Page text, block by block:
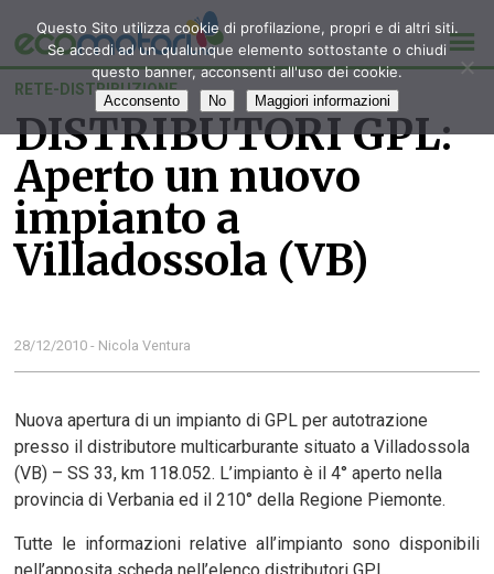
RETE-DISTRIBUZIONE
DISTRIBUTORI GPL:
Aperto un nuovo
impianto a
Villadossola (VB)
28/12/2010 - Nicola Ventura
Nuova apertura di un impianto di GPL per autotrazione
presso il distributore multicarburante situato a Villadossola
(VB) – SS 33, km 118.052. L’impianto è il 4° aperto nella
provincia di Verbania ed il 210° della Regione Piemonte.
Tutte le informazioni relative all’impianto sono disponibili
Questo Sito utilizza cookie di profilazione, propri e di altri siti.
Se accedi ad un qualunque elemento sottostante o chiudi
questo banner, acconsenti all'uso dei cookie.
Acconsento No Maggiori informazioni